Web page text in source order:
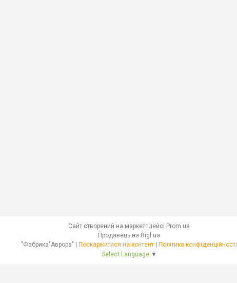
Сайт створений на маркетплейсі Prom.ua
Продавець на Bigl.ua
Поскаржитися на контент
Політика конфіденційності
Select Language ▼